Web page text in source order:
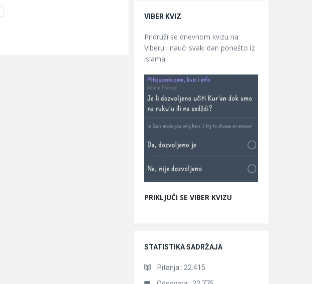
VIBER KVIZ
Pridruži se dnevnom kvizu na
Viberu i nauči svaki dan ponešto iz
islama.
PRIKLJUČI SE VIBER KVIZU
STATISTIKA SADRŽAJA
Pitanja : 22.415